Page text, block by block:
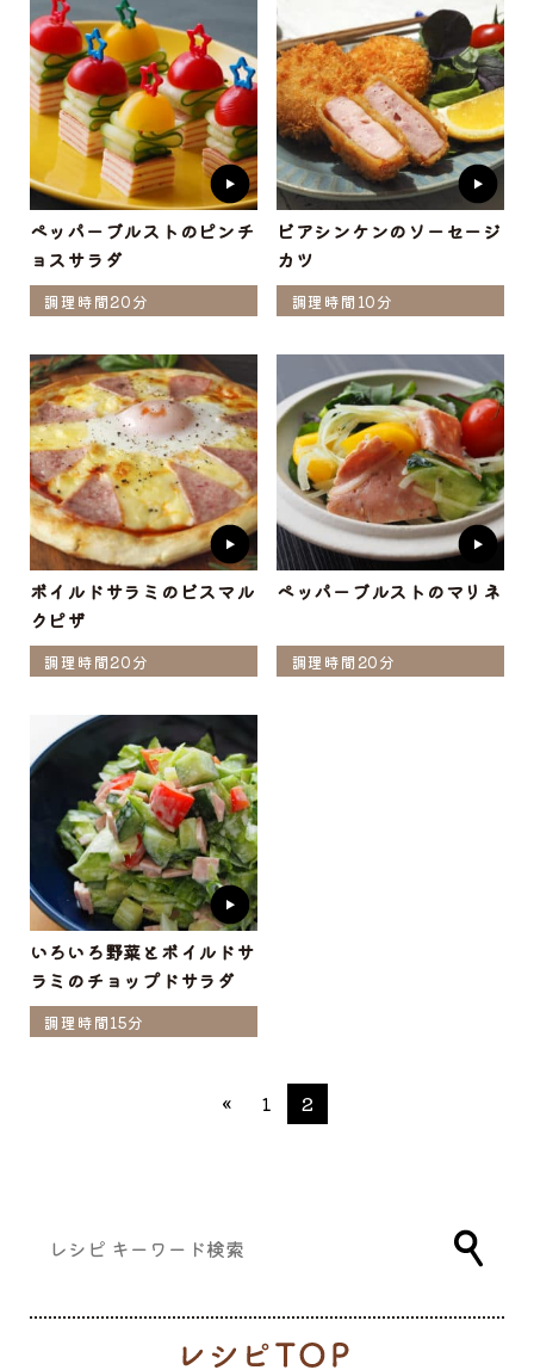
ペッパーブルストのピンチ
ョスサラダ
調理時間20分
ビアシンケンのソーセージ
カツ
調理時間10分
ボイルドサラミのビスマル
クピザ
調理時間20分
ペッパーブルストのマリネ
調理時間20分
いろいろ野菜とボイルドサ
ラミのチョップドサラダ
調理時間15分
« 1 2